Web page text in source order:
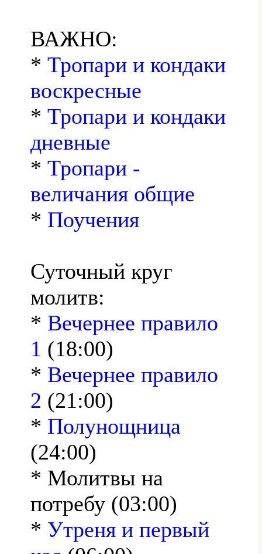
ВАЖНО:
* Тропари и кондаки
воскресные
* Тропари и кондаки
дневные
* Тропари -
величания общие
* Поучения
Суточный круг
молитв:
* Вечернее правило
1 (18:00)
* Вечернее правило
2 (21:00)
* Полунощница
(24:00)
* Молитвы на
потребу (03:00)
* Утреня и первый